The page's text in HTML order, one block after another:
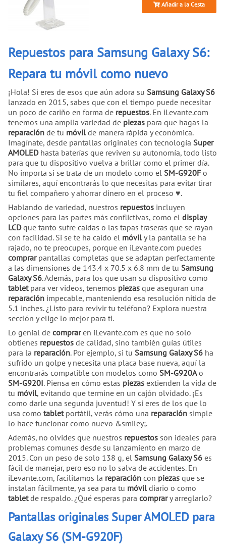
Añadir a la Cesta
Repuestos para Samsung Galaxy S6:
Repara tu móvil como nuevo
¡Hola! Si eres de esos que aún adora su Samsung Galaxy S6
lanzado en 2015, sabes que con el tiempo puede necesitar
un poco de cariño en forma de repuestos. En iLevante.com
tenemos una amplia variedad de piezas para que hagas la
reparación de tu móvil de manera rápida y económica.
Imagínate, desde pantallas originales con tecnología Super
AMOLEDhasta baterías que reviven su autonomía, todo listo
para que tu dispositivo vuelva a brillar como el primer día.
No importa si se trata de un modelo como el SM-G920F o
similares, aquí encontrarás lo que necesitas para evitar tirar
tu fiel compañero y ahorrar dinero en el proceso ♥.
Hablando de variedad, nuestros repuestos incluyen
opciones para las partes más conflictivas, como el display
LCDque tanto sufre caídas o las tapas traseras que se rayan
con facilidad. Si se te ha caído el móvil y la pantalla se ha
rajado, no te preocupes, porque en iLevante.com puedes
comprarpantallas completas que se adaptan perfectamente
a las dimensiones de 143.4 x 70.5 x 6.8 mm de tu Samsung
Galaxy S6. Además, para los que usan su dispositivo como
tabletpara ver videos, tenemos piezas que aseguran una
reparación impecable, manteniendo esa resolución nítida de
5.1 inches. ¿Listo para revivir tu teléfono? Explora nuestra
sección y elige lo mejor para ti.
Lo genial de compraren iLevante.com es que no solo
obtienes repuestos de calidad, sino también guías útiles
para la reparación. Por ejemplo, si tu Samsung Galaxy S6 ha
sufrido un golpe y necesita una placa base nueva, aquí la
encontrarás compatible con modelos como SM-G920Ao
SM-G920I. Piensa en cómo estas piezas extienden la vida de
tu móvil, evitando que termine en un cajón olvidado. ¡Es
como darle una segunda juventud! Y si eres de los que lo
usa como tabletportátil, verás cómo una reparación simple
lo hace funcionar como nuevo &smiley;.
Además, no olvides que nuestros repuestos son ideales para
problemas comunes desde su lanzamiento en marzo de
2015. Con un peso de solo 138 g, el Samsung Galaxy S6 es
fácil de manejar, pero eso no lo salva de accidentes. En
iLevante.com, facilitamos la reparación con piezas que se
instalan fácilmente, ya sea para tu móvil diario o como
tabletde respaldo. ¿Qué esperas para comprary arreglarlo?
Pantallas originales Super AMOLED para
Galaxy S6 (SM-G920F)